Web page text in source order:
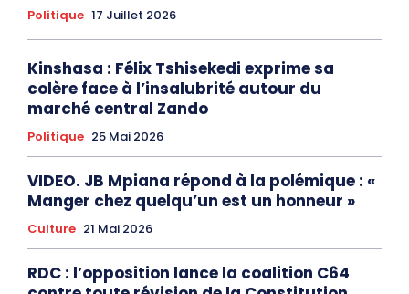
Politique 17 Juillet 2026
Kinshasa : Félix Tshisekedi exprime sa
colère face à l’insalubrité autour du
marché central Zando
Politique 25 Mai 2026
VIDEO. JB Mpiana répond à la polémique : «
Manger chez quelqu’un est un honneur »
Culture 21 Mai 2026
RDC : l’opposition lance la coalition C64